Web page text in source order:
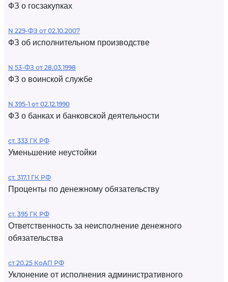
ФЗ о госзакупках
N 229-ФЗ от 02.10.2007
ФЗ об исполнительном производстве
N 53-ФЗ от 28.03.1998
ФЗ о воинской службе
N 395-1 от 02.12.1990
ФЗ о банках и банковской деятельности
ст. 333 ГК РФ
Уменьшение неустойки
ст. 317.1 ГК РФ
Проценты по денежному обязательству
ст. 395 ГК РФ
Ответственность за неисполнение денежного
обязательства
ст 20.25 КоАП РФ
Уклонение от исполнения административного